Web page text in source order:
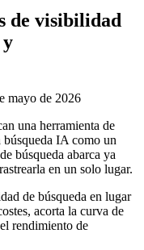
de visibilidad
y
mayo de 2026
una herramienta de
IA como un
búsqueda abarca ya
en un solo lugar.
de búsqueda en lugar
acorta la curva de
rendimiento de